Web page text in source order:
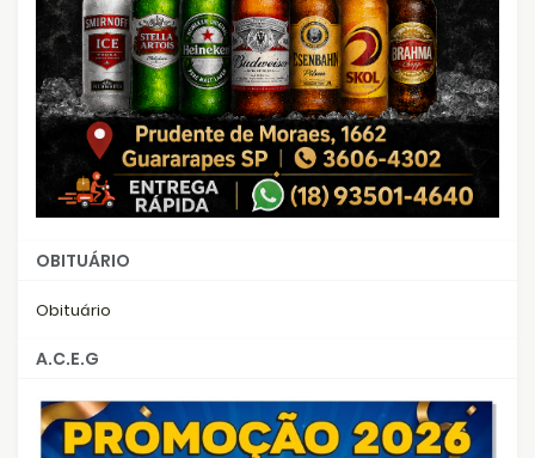
OBITUÁRIO
Obituário
A.C.E.G